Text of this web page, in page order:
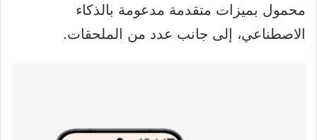
محمول بميزات متقدمة مدعومة بالذكاء
الاصطناعي، إلى جانب عدد من الملحقات.